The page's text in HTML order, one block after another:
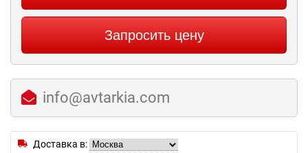
Запросить цену
info@avtarkia.com
Доставка в: